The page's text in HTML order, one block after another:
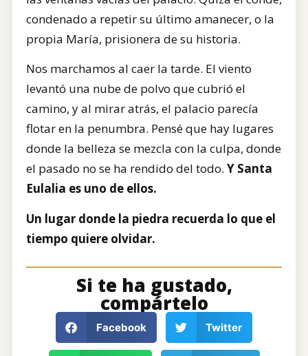
condenado a repetir su último amanecer, o la
propia María, prisionera de su historia.
Nos marchamos al caer la tarde. El viento
levantó una nube de polvo que cubrió el
camino, y al mirar atrás, el palacio parecía
flotar en la penumbra. Pensé que hay lugares
donde la belleza se mezcla con la culpa, donde
el pasado no se ha rendido del todo. Y Santa
Eulalia es uno de ellos.
Un lugar donde la piedra recuerda lo que el
tiempo quiere olvidar.
Si te ha gustado,
compártelo
Facebook Twitter